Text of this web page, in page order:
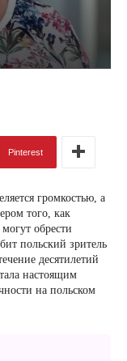
Pinterest
громкостью, а
того, как
обрести
польский зритель
десятилетий
настоящим
на польском